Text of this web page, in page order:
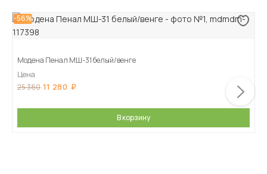
-56%
Модена Пенал МШ-31 белый/венге
Цена
25 380 11 280
В корзину